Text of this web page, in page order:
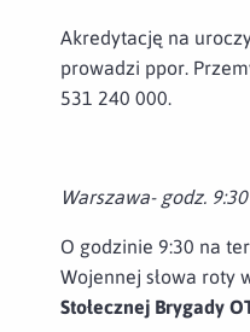
Akredytację na
prowadzi ppor.
531 240 000.
Warszawa- godz. 9:30
O godzinie 9:30 na
Wojennej słowa roty
Stołecznej Brygady